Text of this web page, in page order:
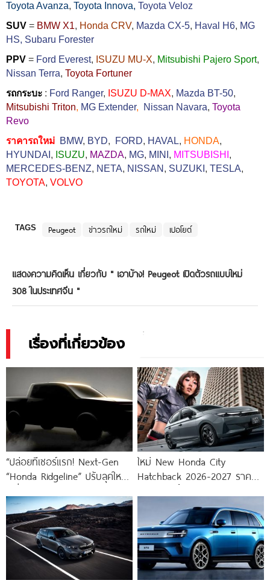
Toyota Avanza, Toyota Innova, Toyota Veloz
SUV = BMW X1, Honda CRV, Mazda CX-5, Haval H6, MG
HS, Subaru Forester
PPV = Ford Everest, ISUZU MU-X, Mitsubishi Pajero Sport,
Nissan Terra, Toyota Fortuner
รถกระบะ : Ford Ranger, ISUZU D-MAX, Mazda BT-50,
Mitsubishi Triton, MG Extender, Nissan Navara, Toyota
Revo
ราคารถใหม่ BMW, BYD, FORD, HAVAL, HONDA,
HYUNDAI , ISUZU, MAZDA, MG, MINI , MITSUBISHI ,
MERCEDES-BENZ, NETA, NISSAN , SUZUKI , TESLA,
TOYOTA, VOLVO
TAGS Peugeot ข่าวรถใหม่ รถใหม่ เปอโยต์
แสดงความคิดเห็น เกี่ยวกับ " เอาบ้าง! Peugeot เปิดตัวรถแบบใหม่
308 ในประเทศจีน "
เรื่องที่เกี่ยวข้อง
“ปล่อยทีเซอร์แรก! Next-Gen
“Honda Ridgeline” ปรับลุคใหม่
ใหม่ New Honda City
Hatchback 2026-2027 ราคา